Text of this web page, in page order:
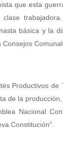
que esta
básica y la
Productivos
de la
Nacional
Constitución”.